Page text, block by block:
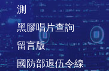
測
黑膠唱片查詢
留言版
國防部退伍令線